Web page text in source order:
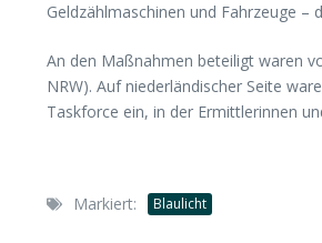
Geldzählmaschinen und Fahrzeuge
An den Maßnahmen beteiligt waren
NRW). Auf niederländischer Seite
Taskforce ein, in der Ermittlerinnen
Markiert: Blaulicht